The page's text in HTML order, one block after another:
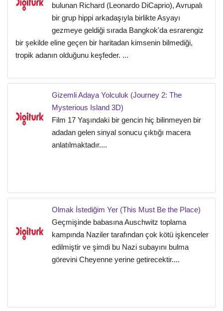
bulunan Richard (Leonardo DiCaprio), Avrupalı
bir grup hippi arkadaşıyla birlikte Asyayı
gezmeye geldiği sırada Bangkok'da esrarengiz
bir şekilde eline geçen bir haritadan kimsenin bilmediği,
tropik adanın olduğunu keşfeder. ...
Gizemli Adaya Yolculuk (Journey 2: The
Mysterious Island 3D)
Film 17 Yaşındaki bir gencin hiç bilinmeyen bir
adadan gelen sinyal sonucu çıktığı macera
anlatılmaktadır....
Olmak İstediğim Yer (This Must Be the Place)
Geçmişinde babasına Auschwitz toplama
kampında Naziler tarafından çok kötü işkenceler
edilmiştir ve şimdi bu Nazi subayını bulma
görevini Cheyenne yerine getirecektir....